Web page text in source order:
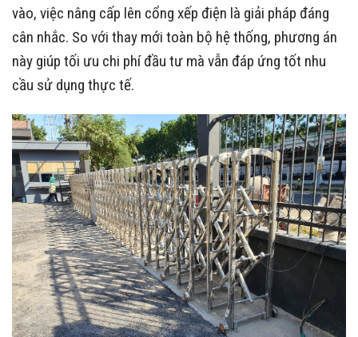
vào, việc nâng cấp lên cổng xếp điện là giải pháp đáng
cân nhắc. So với thay mới toàn bộ hệ thống, phương án
này giúp tối ưu chi phí đầu tư mà vẫn đáp ứng tốt nhu
cầu sử dụng thực tế.